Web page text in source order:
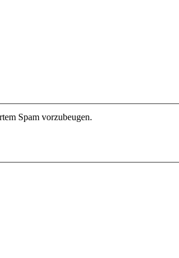
Spam vorzubeugen.